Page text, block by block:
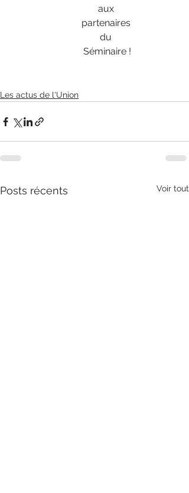
aux
partenaires
du
Séminaire !
Les actus de l'Union
Posts récents Voir tout